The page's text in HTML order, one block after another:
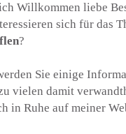
Willkommen liebe
sich für das
?
Sie einige
vielen damit
in Ruhe auf meiner